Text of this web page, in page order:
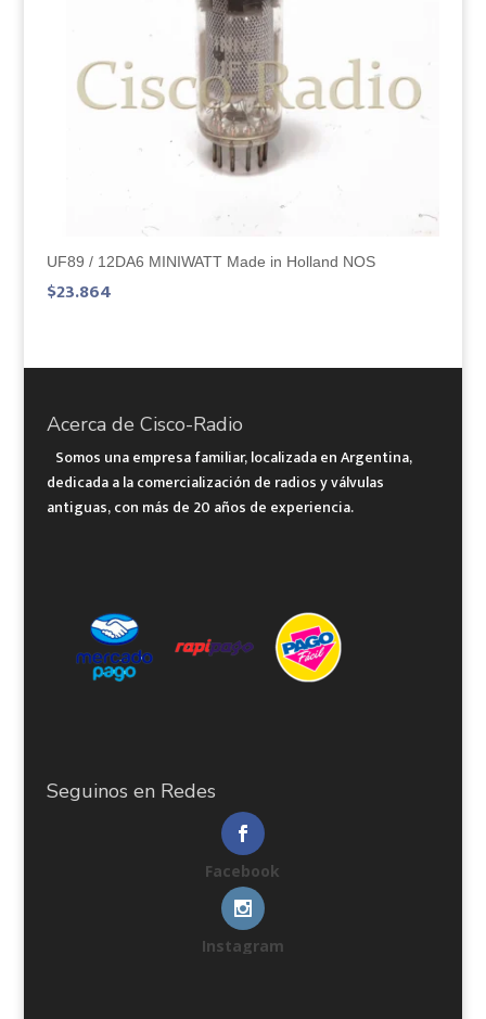
UF89 / 12DA6 MINIWATT Made in Holland NOS
$23.864
Acerca de Cisco-Radio
Somos una empresa familiar, localizada en Argentina,
dedicada a la comercialización de radios y válvulas
antiguas, con más de 20 años de experiencia.
Seguinos en Redes
Facebook
Instagram